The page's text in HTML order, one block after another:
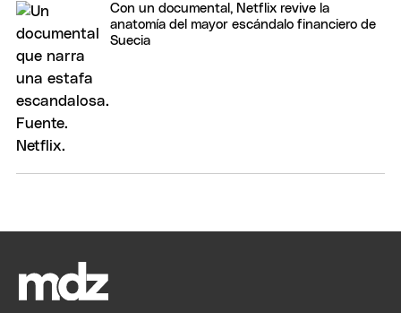
Con un documental, Netflix revive la
anatomía del mayor escándalo financiero de
Suecia